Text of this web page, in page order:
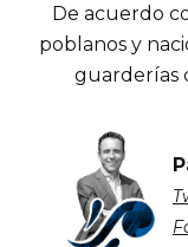
De acuerdo
poblanos y
guarderías